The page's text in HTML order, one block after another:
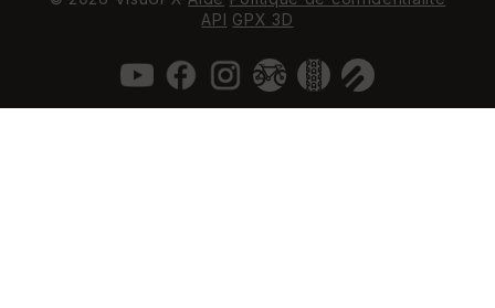
API GPX 3D